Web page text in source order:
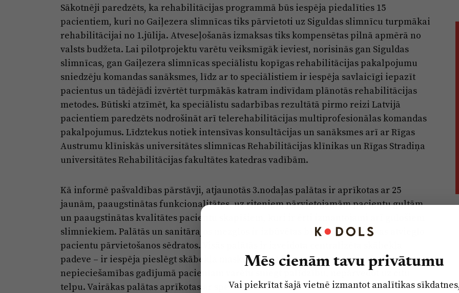
Sākotnēji paredzēts, ka rehabilitācijas programmā būs iespēja piedalīties 15
pacientiem, kuri no Gaiļezera slimnīcas tiks pārvietoti uz Siguldas slimnīcu turpmākai
rehabilitācijai no 1.jūlija. Atveseļošanās izmaksas tiks kompensētas pilnā apmērā no
valsts budžeta. Lai pilotprojektu varētu veiksmīgāk ieviest, norisinās gan Siguldas
slimnīcas, gan Gaiļezera slimnīcas speciālistu kopīgas rehabilitācijas pakalpojumu
sniedzēju komandas sanāksmes, līdz ar to speciālistiem ir iespēja savlaicīgi iepazīt
pacientus un tādējādi izvērtēt turpmākās katram indivīdam plānotās rehabilitācijas
metodes. Būtiski atzīmēt, ka speciālistu sadarbības rezultātā pirmo reizi Latvijā
pacientiem paredzēts nodrošināt arī telerehabilitācijas multiprofesionālas komandas
pakalpojumus. Līdztekus notiek intensīvas konsultācijas un sanāksmes arī ar Rīgas
Austrumu klīniskās universitātes slimnīcas Rehabilitācijas klīnikas un Rīgas Stradiņa
universitātes Rehabilitācijas fakultātes katedras vadībām.
Kā informē pašvaldības pārstāvji, atjaunotās 3.nodaļas palātas ir aprīkotas ar 25
jaunām, paaugstinātas funkcionalitātes, uz riteņiem pārvietojamām pacientu gultām
un paaugstinātas kvalitātes pacientu skapīšiem, kuri ir ērti izmantojami arī gulošiem
slimniekiem. Palātās un sanitārajos mezglos ir izbūvētas bīdāmās durvis, kas atvieglo
pacientu pārvietošanos sēdratos. Visās palātās ir izveidota centralizēta skābekļa
padeve – ir iespēja pieslēgt skābekļa masku, elpināšanas aparātu, lai jebkurā
nepieciešamības gadījumā pacientam varētu sniegt palīdzību, nepārvedot uz citu
telpu. Vairākas palātas aprīkotas ar speciālām dušām un labierīcībām cilvēkiem ar
Mēs cienām tavu privātumu
Vai piekrītat šajā vietnē izmantot analītikas